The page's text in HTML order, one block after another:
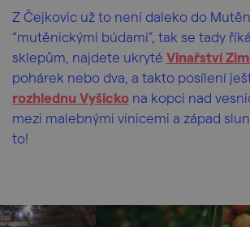
Z Čejkovic už to není daleko do
“mutěnickými búdami”, tak se tady
sklepům, najdete ukryté Vinařství
pohárek nebo dva, a takto posílení
rozhlednu Vyšicko na kopci nad
mezi malebnými vinicemi a západ
to!